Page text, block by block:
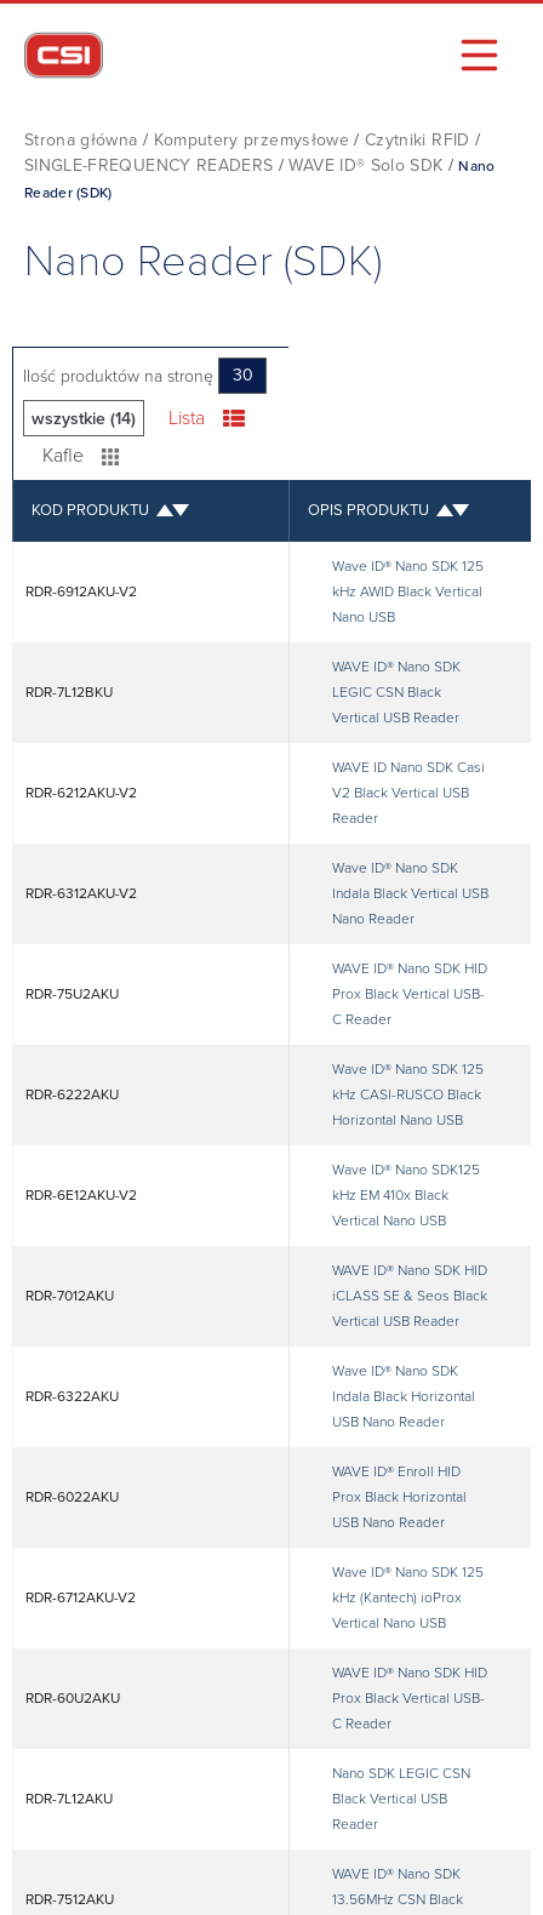
Strona główna / Komputery przemysłowe /Czytniki RFID /
SINGLE-FREQUENCY READERS /WAVE ID® Solo SDK /Nano
Reader (SDK)
Nano Reader (SDK)
Ilość produktów na stronę 30
wszystkie (14)
Lista
Kafle
KOD PRODUKTU OPIS PRODUKTU
RDR-6912AKU-V2
Wave ID® Nano SDK 125
kHz AWID Black Vertical
Nano USB
RDR-7L12BKU
WAVE ID® Nano SDK
LEGIC CSN Black
Vertical USB Reader
RDR-6212AKU-V2
WAVE ID Nano SDK Casi
V2 Black Vertical USB
Reader
RDR-6312AKU-V2
Wave ID® Nano SDK
Indala Black Vertical USB
Nano Reader
RDR-75U2AKU
WAVE ID® Nano SDK HID
Prox Black Vertical USB-
C Reader
RDR-6222AKU
Wave ID® Nano SDK 125
kHz CASI-RUSCO Black
Horizontal Nano USB
RDR-6E12AKU-V2
Wave ID® Nano SDK125
kHz EM 410x Black
Vertical Nano USB
RDR-7012AKU
WAVE ID® Nano SDK HID
iCLASS SE & Seos Black
Vertical USB Reader
RDR-6322AKU
Wave ID® Nano SDK
Indala Black Horizontal
USB Nano Reader
RDR-6022AKU
WAVE ID® Enroll HID
Prox Black Horizontal
USB Nano Reader
RDR-6712AKU-V2
Wave ID® Nano SDK 125
kHz (Kantech) ioProx
Vertical Nano USB
RDR-60U2AKU
WAVE ID® Nano SDK HID
Prox Black Vertical USB-
C Reader
RDR-7L12AKU
Nano SDK LEGIC CSN
Black Vertical USB
Reader
RDR-7512AKU
WAVE ID® Nano SDK
13.56MHz CSN Black